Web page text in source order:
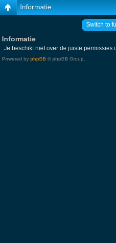
Informatie
Switch to
Informatie
Je beschikt niet over de juiste permissies
Powered by phpBB © phpBB Group.